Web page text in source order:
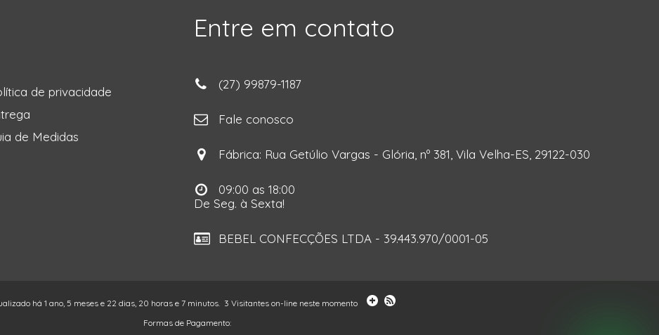
de privacidade
de Medidas
Entre em contato
(27) 99879-1187
Fale conosco
Fábrica: Rua Getúlio Vargas - Glória, nº 381, Vila Velha-ES, 29122-030
09:00 as 18:00
De Seg. à Sexta!
BEBEL CONFECÇÕES LTDA - 39.443.970/0001-05
há 1 ano, 5 meses e 22 dias, 20 horas e 7 minutos. 3 Visitantes on-line neste momento
Formas de Pagamento: